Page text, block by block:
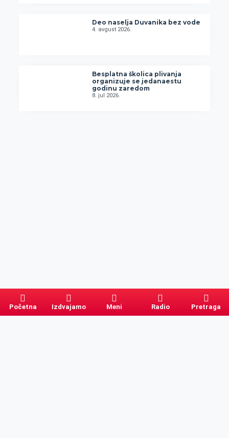
Deo naselja Duvanika bez vode
4. avgust 2026.
Besplatna školica plivanja
organizuje se jedanaestu
godinu zaredom
8. jul 2026.
Početna Izdvajamo Meni Radio Pretraga